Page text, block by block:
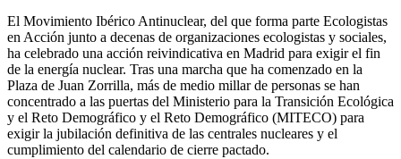
El Movimiento Ibérico Antinuclear, del que forma parte Ecologistas
en Acción junto a decenas de organizaciones ecologistas y sociales,
ha celebrado una acción reivindicativa en Madrid para exigir el fin
de la energía nuclear. Tras una marcha que ha comenzado en la
Plaza de Juan Zorrilla, más de medio millar de personas se han
concentrado a las puertas del Ministerio para la Transición Ecológica
y el Reto Demográfico y el Reto Demográfico (MITECO) para
exigir la jubilación definitiva de las centrales nucleares y el
cumplimiento del calendario de cierre pactado.